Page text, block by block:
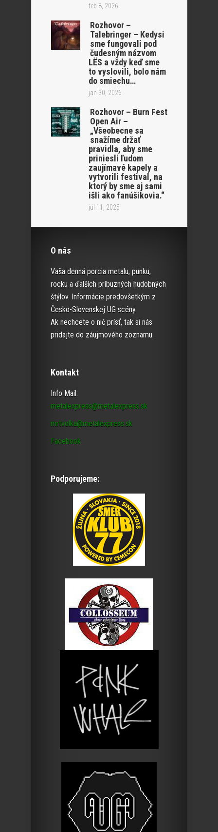
feb 8, 2026
Rozhovor –
Talebringer – Kedysi
sme fungovali pod
čudesným názvom
LËS a vždy keď sme
to vyslovili, bolo nám
do smiechu…
jan 30, 2026
Rozhovor – Burn Fest
Open Air –
„Všeobecne sa
snažíme držať
pravidla, aby sme
priniesli ľudom
zaujímavé kapely a
vytvorili festival, na
ktorý by sme aj sami
išli ako fanúšikovia.“
júl 11, 2025
O nás
Vaša denná porcia metalu, punku,
rocku a ďalších príbuzných hudobných
štýlov. Informácie predovšetkým z
Česko-Slovenskej UG scény.
Ak nechcete o nič prísť, tak si nás
pridajte do záujmového zoznamu.
Kontakt
Info Mail:
metalexpress@metalexpress.sk
mrtvolka@metalexpress.sk
Facebook
Podporujeme: